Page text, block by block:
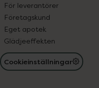
För leverantörer
Företagskund
Eget apotek
Glädjeeffekten
Cookieinställningar